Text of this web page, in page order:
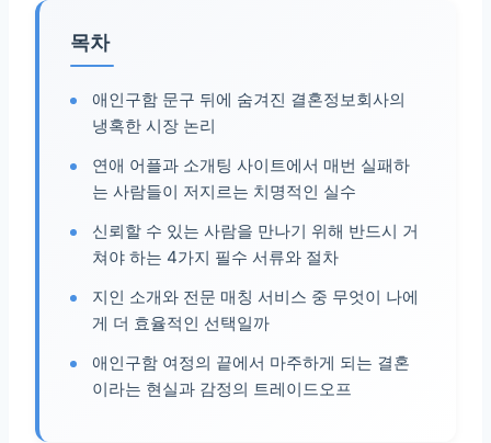
목차
애인구함 문구 뒤에 숨겨진 결혼정보회사의
냉혹한 시장 논리
연애 어플과 소개팅 사이트에서 매번 실패하
는 사람들이 저지르는 치명적인 실수
신뢰할 수 있는 사람을 만나기 위해 반드시 거
쳐야 하는 4가지 필수 서류와 절차
지인 소개와 전문 매칭 서비스 중 무엇이 나에
게 더 효율적인 선택일까
애인구함 여정의 끝에서 마주하게 되는 결혼
이라는 현실과 감정의 트레이드오프